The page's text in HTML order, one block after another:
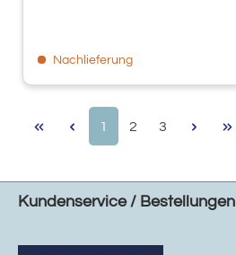
Nachlieferung
Seite
1 Seite
2 Seite
3
Kundenservice / Bestellungen